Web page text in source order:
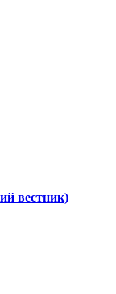
вестник)